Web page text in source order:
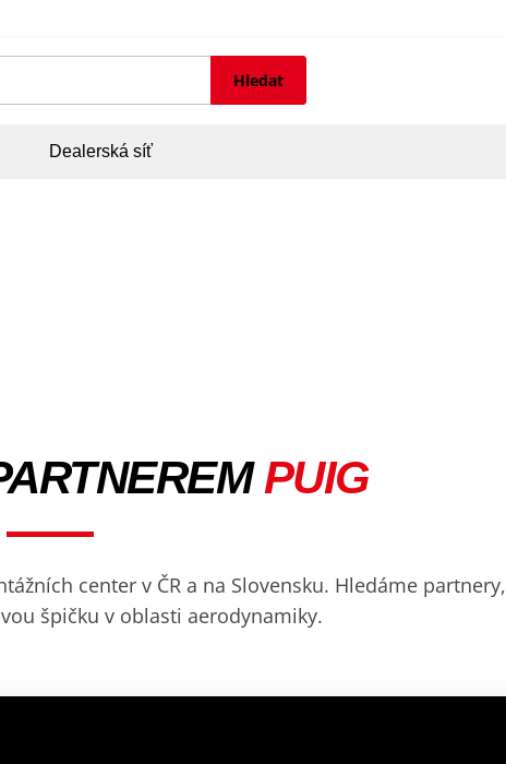
Hledat
Dealerská síť
PUIG
center v ČR a na Slovensku. Hledáme partnery,
špičku v oblasti aerodynamiky.